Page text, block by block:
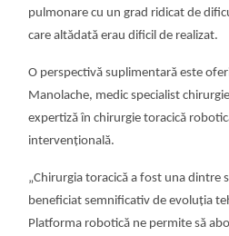
pulmonare cu un grad ridicat de
care altădată erau dificil de realizat.
O perspectivă suplimentară este
Manolache, medic specialist
expertiză în chirurgie toracică
intervențională.
„Chirurgia toracică a fost una dintre
beneficiat semnificativ de evoluția
Platforma robotică ne permite să